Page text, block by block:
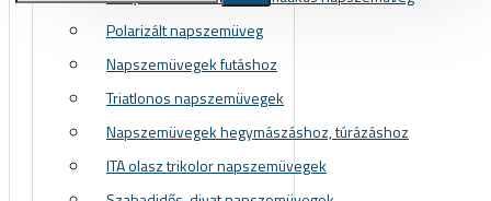
Kerékpár állvány, tárolás,
szerelő állvány, műhely és üzlet
berendezés
Állvány, tároló, fali tartó konzol, kampó
Szerelő állványok
Polarizált napszemüveg
Napszemüvegek futáshoz
Triatlonos napszemüvegek
Napszemüvegek hegymászáshoz, túrázáshoz
ITA olasz trikolor napszemüvegek